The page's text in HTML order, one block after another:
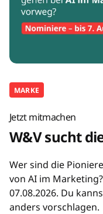
MARKE
Jetzt mitmachen
W&V sucht
Wer sind die
von AI im
07.08.2026. Du
anders vorschlagen.